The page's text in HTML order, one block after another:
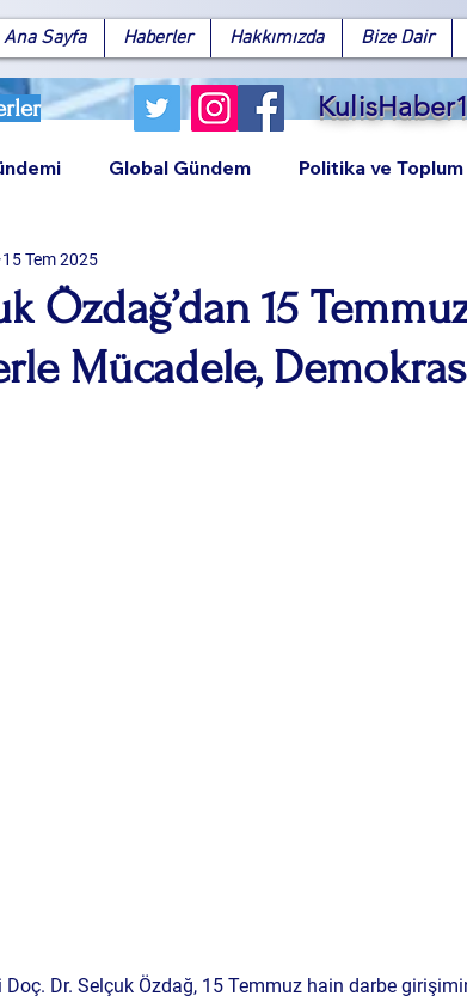
Ana Sayfa Haberler Hakkımızda Bize Dair
FacebookX (Twitter)WhatsApp
Global Gündem Politika ve Toplum
Özdağ’dan 15
Mücadele,
15 Tem 2025
Doç. Dr. Selçuk Özdağ, 15 Temmuz hain darbe